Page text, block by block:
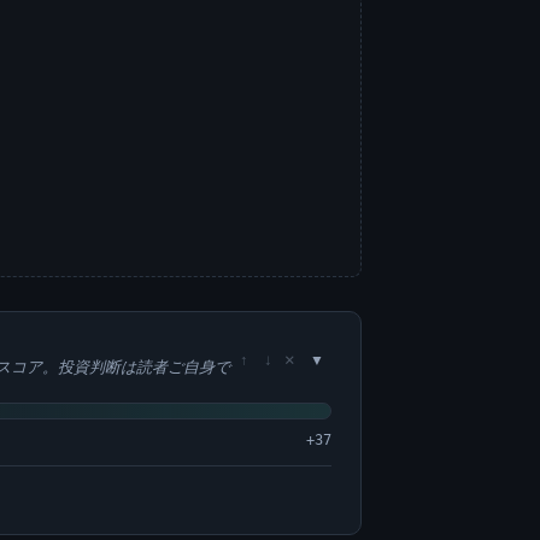
コア。投資判断は読者ご自身で ↑ ↓ ×
+37